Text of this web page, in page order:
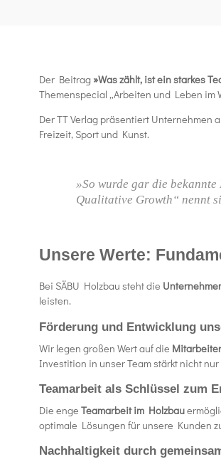
Der Beitrag »Was zählt, ist ein starkes
Themenspecial „Arbeiten und Leben im
Der TT Verlag präsentiert Unternehmen
Freizeit, Sport und Kunst.
»So wurde gar die
Qualitative Growth“ nennt
Unsere Werte:
Bei SÄBU Holzbau steht die
leisten.
Förderung und Entwicklung
Wir legen großen Wert auf die
Investition in unser Team stärkt nicht
Teamarbeit als Schlüssel zum
Die enge Teamarbeit im Holzbau
optimale Lösungen für unsere Kunden
Nachhaltigkeit durch